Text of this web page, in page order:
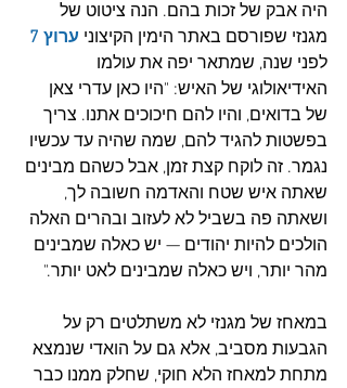
היה אבק של זכות בהם. הנה ציטוט של
מגנזי שפורסם באתר הימין הקיצוני ערוץ 7
לפני שנה, שמתאר יפה את עולמו
האידיאולוגי של האיש: "היו כאן עדרי צאן
של בדואים, והיו להם חיכוכים אתנו. צריך
בפשטות להגיד להם, שמה שהיה עד עכשיו
נגמר. זה לוקח קצת זמן, אבל כשהם מבינים
שאתה איש שטח והאדמה חשובה לך,
ושאתה פה בשביל לא לעזוב ובהרים האלה
הולכים להיות יהודים — יש כאלה שמבינים
מהר יותר, ויש כאלה שמבינים לאט יותר."
במאחז של מגנזי לא משתלטים רק על
הגבעות מסביב, אלא גם על הואדי שנמצא
מתחת למאחז הלא חוקי, שחלק ממנו כבר